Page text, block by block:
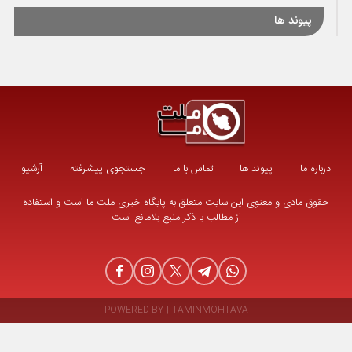
پیوند ها
درباره ما پیوند ها تماس با ما جستجوی پیشرفته آرشیو
حقوق مادی و معنوی این سایت متعلق به پایگاه خبری ملت ما است و استفاده
از مطالب با ذکر منبع بلامانع است
TAMINMOHTAVA
|
POWERED BY